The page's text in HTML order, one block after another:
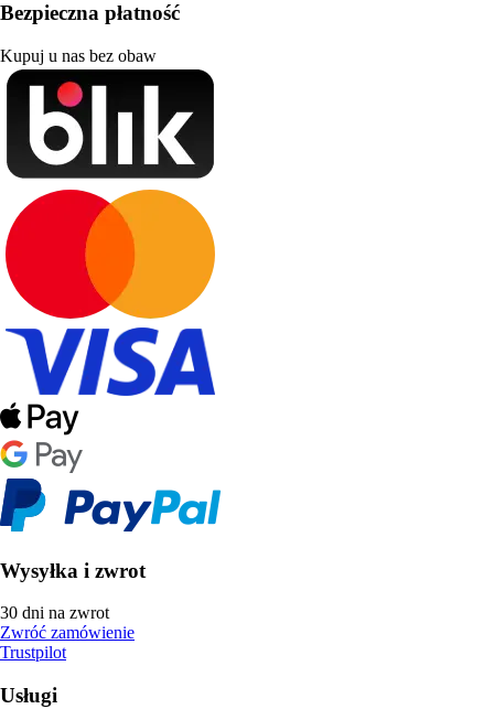
Bezpieczna płatność
Kupuj u nas bez obaw
Wysyłka i zwrot
30 dni na zwrot
Zwróć zamówienie
Trustpilot
Usługi